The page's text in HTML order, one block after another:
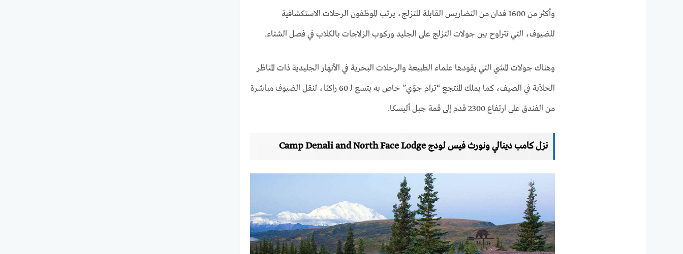
وأكثر من 1600 فدان من التضاريس القابلة للتزلج، يرتب الموظفون الرحلات الاستكشافية
للضيوف، التي تتراوح بين جولات التزلج على الجليد وركوب الزلاجات بالكلاب في فصل الشتاء.
وهناك جولات المشي التي يقودها علماء الطبيعة والرحلات البحرية في الأنهار الجليدية ذات المناظر
الخلاّبة في الصيف، كما يملك المنتجع “ترام جوّي” خاص به يتسع لـ 60 راكبًا، لنقل الضيوف مباشرة
من الفندق على ارتفاع 2300 قدم إلى قمة جبل أليسكا.
نزل كامب دينالي ونورث فيس لودج Camp Denali and North Face Lodge